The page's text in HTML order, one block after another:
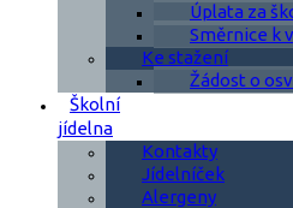
Úplata za
Směrnice k
Ke stažení
Žádost o
Školní
jídelna
Kontakty
Jídelníček
Alergeny